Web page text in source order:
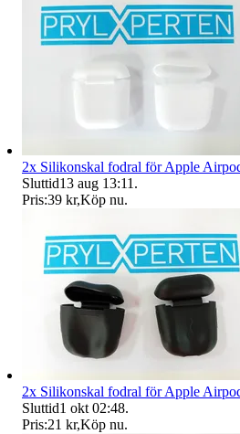
2x Silikonskal fodral för Apple
Sluttid13 aug 13:11 .
Pris:39 kr,Köp nu.
2x Silikonskal fodral för Apple
Sluttid1 okt 02:48.
Pris:21 kr,Köp nu.